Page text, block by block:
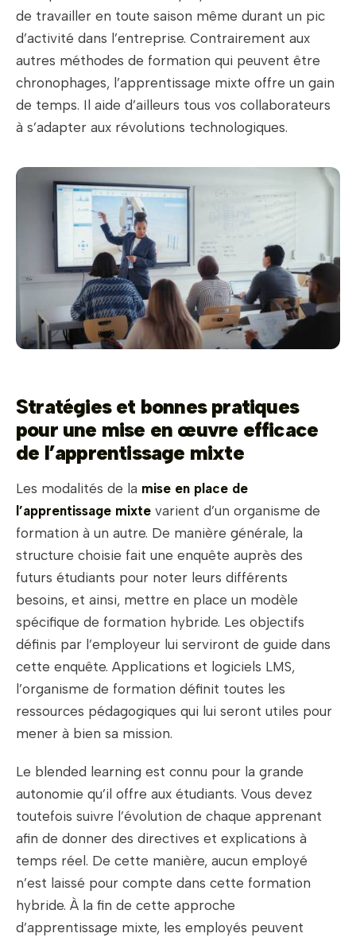
de travailler en toute saison même durant un pic
d’activité dans l’entreprise. Contrairement aux
autres méthodes de formation qui peuvent être
chronophages, l’apprentissage mixte offre un gain
de temps. Il aide d’ailleurs tous vos collaborateurs
à s’adapter aux révolutions technologiques.
Stratégies et bonnes pratiques
pour une mise en œuvre efficace
de l’apprentissage mixte
Les modalités de la mise en place de
l’apprentissage mixte varient d’un organisme de
formation à un autre. De manière générale, la
structure choisie fait une enquête auprès des
futurs étudiants pour noter leurs différents
besoins, et ainsi, mettre en place un modèle
spécifique de formation hybride. Les objectifs
définis par l’employeur lui serviront de guide dans
cette enquête. Applications et logiciels LMS,
l’organisme de formation définit toutes les
ressources pédagogiques qui lui seront utiles pour
mener à bien sa mission.
Le blended learning est connu pour la grande
autonomie qu’il offre aux étudiants. Vous devez
toutefois suivre l’évolution de chaque apprenant
afin de donner des directives et explications à
temps réel. De cette manière, aucun employé
n’est laissé pour compte dans cette formation
hybride. À la fin de cette approche
d’apprentissage mixte, les employés peuvent